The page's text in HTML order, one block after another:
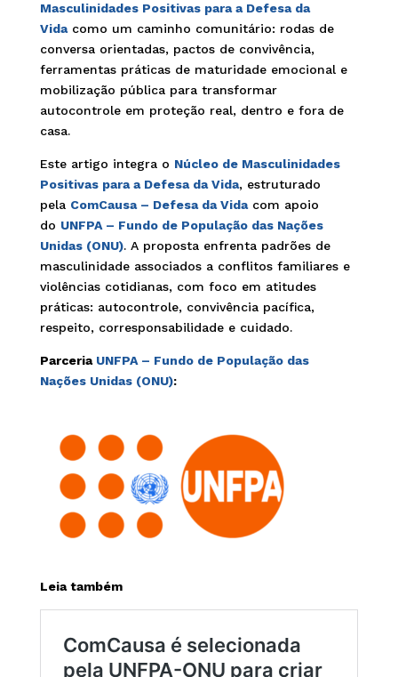
Masculinidades Positivas para a Defesa da
Vidacomo um caminho comunitário: rodas de
conversa orientadas, pactos de convivência,
ferramentas práticas de maturidade emocional e
mobilização pública para transformar
autocontrole em proteção real, dentro e fora de
casa.
Este artigo integra o Núcleo de Masculinidades
Positivas para a Defesa da Vida, estruturado
pela ComCausa – Defesa da Vidacom apoio
do UNFPA – Fundo de População das Nações
Unidas (ONU). A proposta enfrenta padrões de
masculinidade associados a conflitos familiares e
violências cotidianas, com foco em atitudes
práticas: autocontrole, convivência pacífica,
respeito, corresponsabilidade e cuidado.
Parceria UNFPA – Fundo de População das
Nações Unidas (ONU):
Leia também